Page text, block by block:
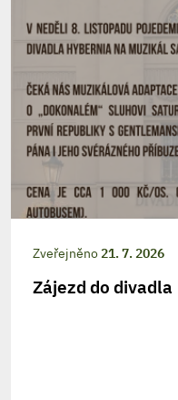
Zveřejněno21. 7. 2026
Zájezd do divadla